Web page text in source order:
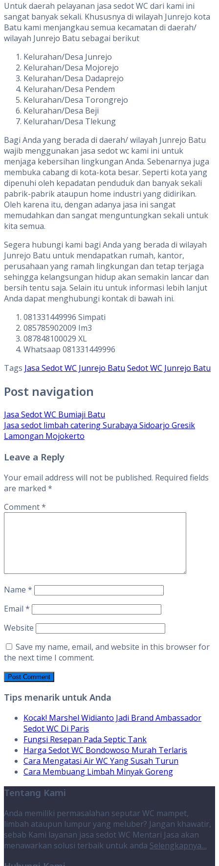
Untuk daerah pelayanan jasa sedot WC dari kami ini
sangat banyak sekali. Khususnya di wilayah Junrejo kota
Batu kami menjangkau semua kecamatan di daerah/
wilayah Junrejo Batu sebagai berikut
Kelurahan/Desa Junrejo
Kelurahan/Desa Mojorejo
Kelurahan/Desa Dadaprejo
Kelurahan/Desa Pendem
Kelurahan/Desa Torongrejo
Kelurahan/Desa Beji
Kelurahan/Desa Tlekung
Bagi Anda yang berada di daerah/ wilayah Junrejo Batu
wajib menggunakan jasa sedot wc kami ini untuk
menjaga kebersihan lingkungan Anda. Sebenarnya juga
membuka cabang di kota-kota besar. Seperti kota yang
dipenuhi oleh kepadatan penduduk dan banyak sekali
pabrik-pabrik ataupun home industri yang didirikan.
Oleh karena itu, dengan adanya jasa ini sangat
memudahkan dan sangat menguntungkan sekali untuk
kita semua.
Segera hubungi kami bagi Anda yang berada di wilayah
Junrejo Batu untuk mendapatkan rumah, kantor,
perusahaan yang ramah lingkungan dan tetap terjaga
sehingga kelangsungan hidup akan semakin lancar dan
bersih tentu saja. Selain itu untuk informasi lebih lanjut
Anda dapat menghubungi kontak di bawah ini.
081331449996 Simpati
085785902009 Im3
087848100029 XL
Whatsaap 081331449996
Tags Jasa Sedot WC Junrejo Batu Sedot WC Junrejo Batu
Post navigation
Jasa Sedot WC Bumiaji Batu
Jasa sedot limbah catering Surabaya Sidoarjo Gresik
Lamongan Mojokerto
Leave a Reply
Your email address will not be published. Required fields
are marked *
Comment*
Name *
Email *
Website
Save my name, email, and website in this browser for
the next time I comment.
Tips menarik untuk Anda
Kocak! Marshel Widianto Jadi Brand Ambassador
Sedot WC Di Paris
Fungsi Resepan Pada Septic Tank
Harga Sedot WC Bondowoso Murah Terlaris
Cara Mengatasi Air WC Yang Susah Turun
Cara Membuang Limbah Minyak Goreng
Tentang Kami
Anda memiliki permasalahan seputar WC mampet,
limbah ataupun lumpur yang meluber? Jangan khawatir,
sebab Kami layanan jasa sedot WC Mentari Jasa akan
menawarkan solusi terbaik untuk anda Selengkapnya…